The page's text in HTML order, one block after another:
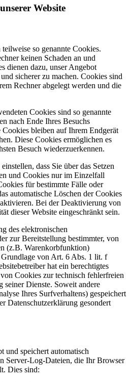
Website
so genannte Cookies.
keinen Schaden an und
dienen dazu, unser Angebot
sicherer zu machen. Cookies sind
Rechner abgelegt werden und die
Cookies sind so genannte
nach Ende Ihres Besuchs
bleiben auf Ihrem Endgerät
Diese Cookies ermöglichen es
Besuch wiederzuerkennen.
dass Sie über das Setzen
und Cookies nur im Einzelfall
für bestimmte Fälle oder
automatische Löschen der Cookies
Bei der Deaktivierung von
dieser Website eingeschränkt sein.
des elektronischen
zur Bereitstellung bestimmter, von
(z.B. Warenkorbfunktion)
von Art. 6 Abs. 1 lit. f
hat ein berechtigtes
Cookies zur technisch fehlerfreien
seiner Dienste. Soweit andere
Ihres Surfverhaltens) gespeichert
Datenschutzerklärung gesondert
und speichert automatisch
Server-Log-Dateien, die Ihr Browser
Dies sind: